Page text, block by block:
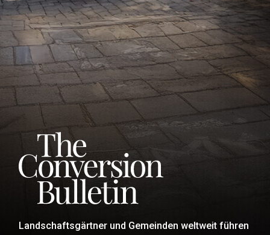
Landschaftsgärtner und Gemeinden weltweit führen